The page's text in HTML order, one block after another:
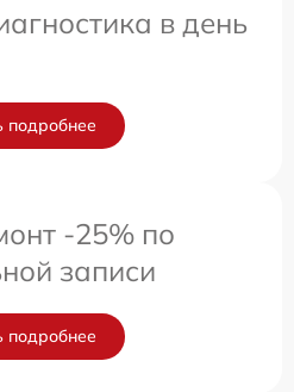
в день
подробнее
-25% по
записи
подробнее